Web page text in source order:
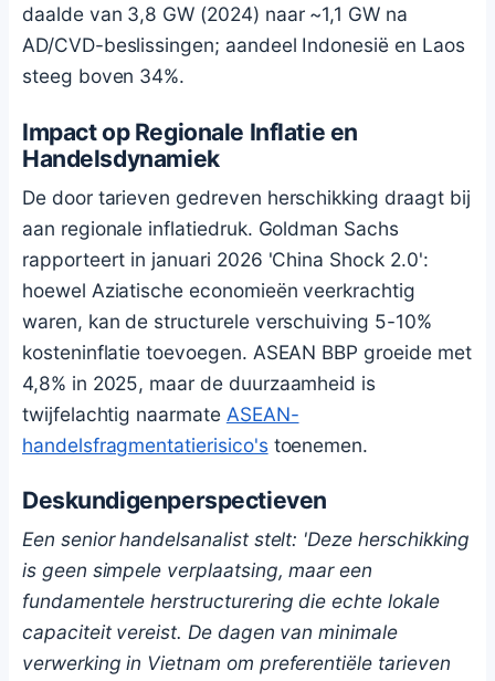
daalde van 3,8 GW (2024) naar ~1,1 GW na
AD/CVD-beslissingen; aandeel Indonesië en Laos
steeg boven 34%.
Impact op Regionale Inflatie en
Handelsdynamiek
De door tarieven gedreven herschikking draagt bij
aan regionale inflatiedruk. Goldman Sachs
rapporteert in januari 2026 'China Shock 2.0':
hoewel Aziatische economieën veerkrachtig
waren, kan de structurele verschuiving 5-10%
kosteninflatie toevoegen. ASEAN BBP groeide met
4,8% in 2025, maar de duurzaamheid is
twijfelachtig naarmate ASEAN-
handelsfragmentatierisico's toenemen.
Deskundigenperspectieven
Een senior handelsanalist stelt: 'Deze herschikking
is geen simpele verplaatsing, maar een
fundamentele herstructurering die echte lokale
capaciteit vereist. De dagen van minimale
verwerking in Vietnam om preferentiële tarieven